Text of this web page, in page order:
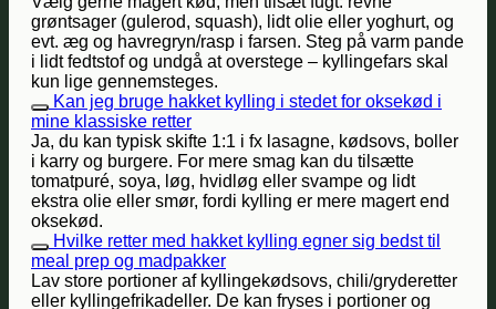
grøntsager (gulerod, squash), lidt olie eller yoghurt, og
evt. æg og havregryn/rasp i farsen. Steg på varm pande
i lidt fedtstof og undgå at overstege – kyllingefars skal
kun lige gennemsteges.
Kan jeg bruge hakket kylling i stedet for oksekød i
mine klassiske retter
Ja, du kan typisk skifte 1:1 i fx lasagne, kødsovs, boller
i karry og burgere. For mere smag kan du tilsætte
tomatpuré, soya, løg, hvidløg eller svampe og lidt
ekstra olie eller smør, fordi kylling er mere magert end
oksekød.
Hvilke retter med hakket kylling egner sig bedst til
meal prep og madpakker
Lav store portioner af kyllingekødsovs, chili/gryderetter
eller kyllingefrikadeller. De kan fryses i portioner og